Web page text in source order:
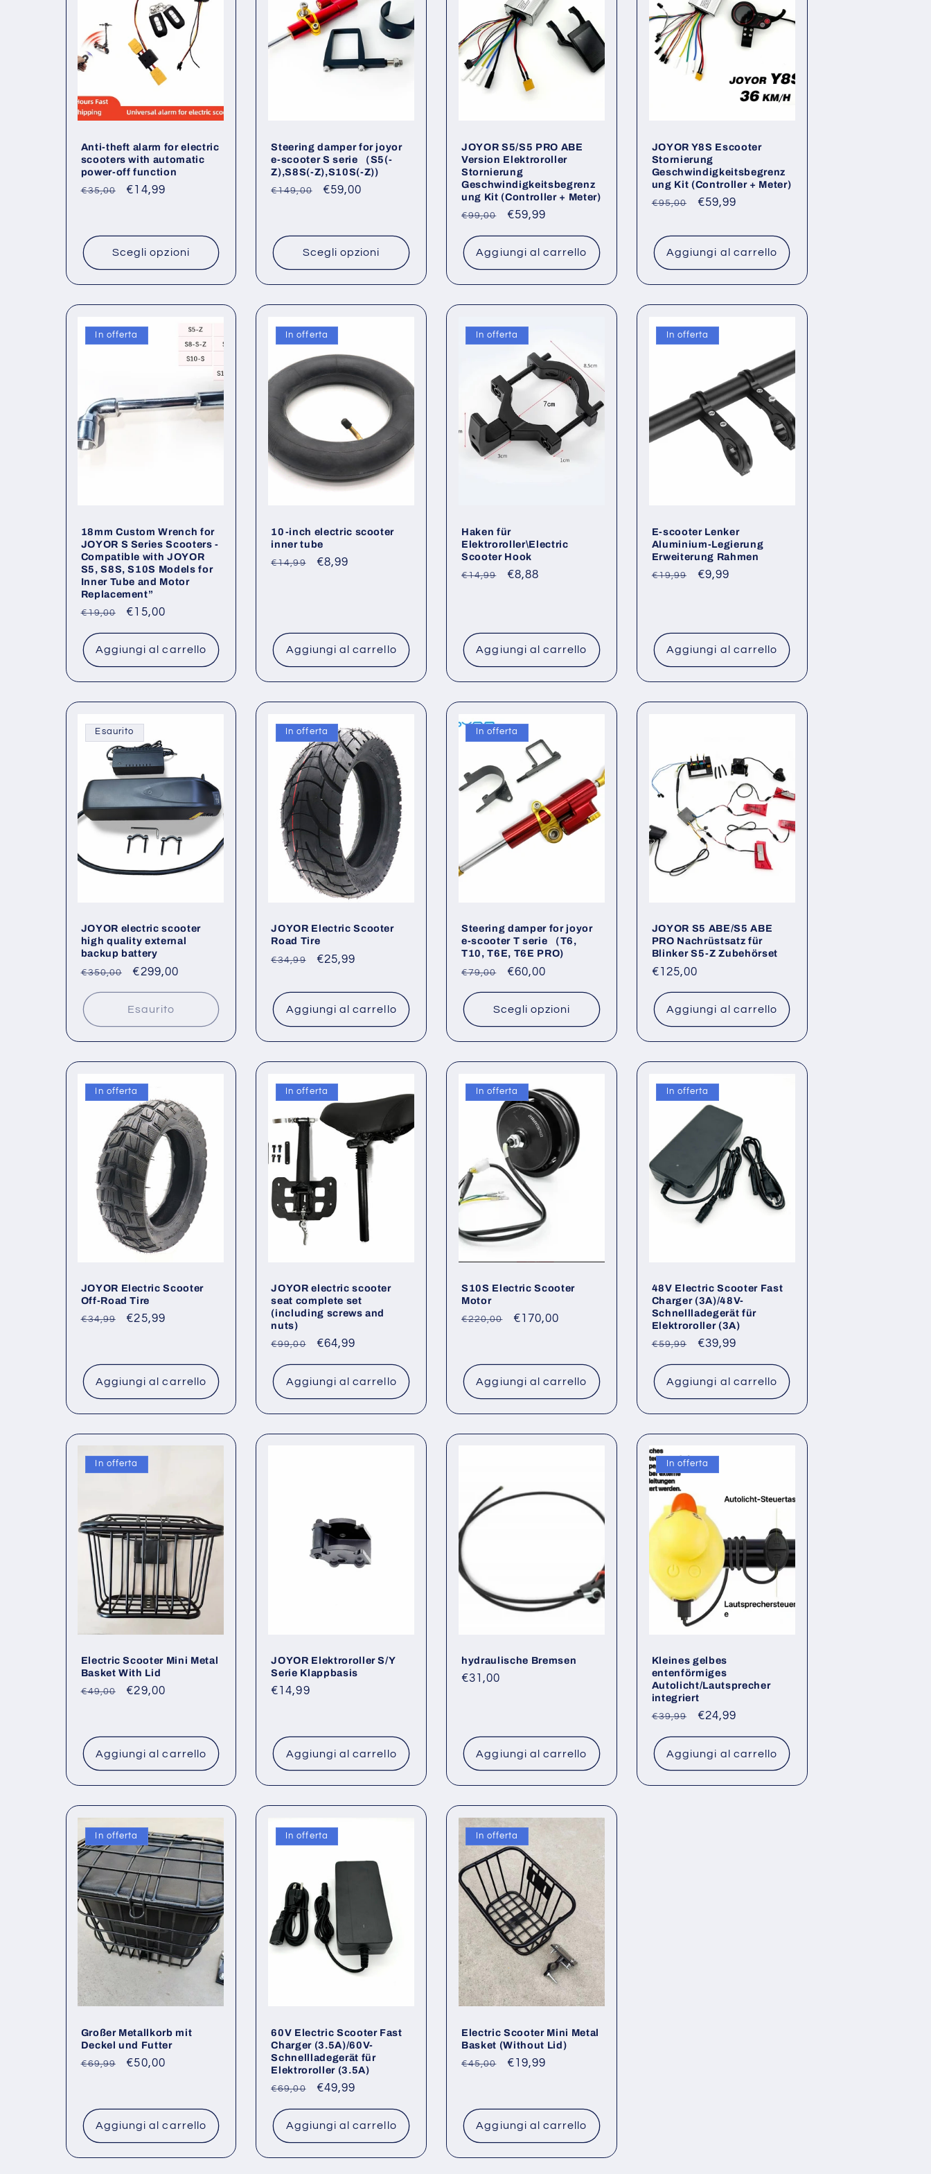
o
n
e
Anti-theft alarm for electric
scooters with automatic
power-off function
Prezzo
€35,00
Prezzo
€14,99
Scegli opzioni
Steering damper for joyor
e-scooter S serie （S5(-
Z),S8S(-Z),S10S(-Z))
Prezzo
€149,00
Prezzo
€59,00
Scegli opzioni
JOYOR S5/S5 PRO ABE
Version Elektroroller
Stornierung
Geschwindigkeitsbegrenz
ung Kit (Controller + Meter)
Prezzo
listino
€99,00
Prezzo
€59,99
Aggiungi al carrello
JOYOR Y8S Escooter
Stornierung
Geschwindigkeitsbegrenz
ung Kit (Controller + Meter)
Prezzo
listino
€95,00
Prezzo
€59,99
Aggiungi al carrello
In offerta
18mm Custom Wrench for
JOYOR S Series Scooters -
Compatible with JOYOR
S5, S8S, S10S Models for
Inner Tube and Motor
Replacement”
Prezzo
listino
€19,00
Prezzo
€15,00
Aggiungi al carrello
In offerta
10-inch electric scooter
inner tube
Prezzo
€14,99
Prezzo
€8,99
Aggiungi al carrello
In offerta
Haken für
Elektroroller\Electric
Scooter Hook
Prezzo
€14,99
Prezzo
€8,88
Aggiungi al carrello
In offerta
E-scooter Lenker
Aluminium-Legierung
Erweiterung Rahmen
Prezzo
€19,99
Prezzo
€9,99
Aggiungi al carrello
Esaurito
JOYOR electric scooter
high quality external
backup battery
Prezzo
listino
€350,00
Prezzo
scontato
€299,00
Esaurito
In offerta
JOYOR Electric Scooter
Road Tire
Prezzo
listino
€34,99
Prezzo
€25,99
Aggiungi al carrello
In offerta
Steering damper for joyor
e-scooter T serie （T6,
T10, T6E, T6E PRO)
Prezzo
listino
€79,00
Prezzo
scontato
€60,00
Scegli opzioni
JOYOR S5 ABE/S5 ABE
PRO Nachrüstsatz für
Blinker S5-Z Zubehörset
Prezzo
listino
€125,00
Aggiungi al carrello
In offerta
JOYOR Electric Scooter
Off-Road Tire
Prezzo
€34,99
Prezzo
€25,99
Aggiungi al carrello
In offerta
JOYOR electric scooter
seat complete set
(including screws and
nuts)
Prezzo
listino
€99,00
Prezzo
€64,99
Aggiungi al carrello
In offerta
S10S Electric Scooter
Motor
Prezzo
€220,00
Prezzo
€170,00
Aggiungi al carrello
In offerta
48V Electric Scooter Fast
Charger (3A)/48V-
Schnellladegerät für
Elektroroller (3A)
Prezzo
listino
€59,99
Prezzo
€39,99
Aggiungi al carrello
In offerta
Electric Scooter Mini Metal
Basket With Lid
Prezzo
€49,00
Prezzo
€29,00
Aggiungi al carrello
JOYOR Elektroroller S/Y
Serie Klappbasis
Prezzo
€14,99
Aggiungi al carrello
hydraulische Bremsen
Prezzo
€31,00
Aggiungi al carrello
In offerta
Kleines gelbes
entenförmiges
Autolicht/Lautsprecher
integriert
Prezzo
listino
€39,99
Prezzo
€24,99
Aggiungi al carrello
In offerta
Großer Metallkorb mit
Deckel und Futter
Prezzo
€69,99
Prezzo
€50,00
Aggiungi al carrello
In offerta
60V Electric Scooter Fast
Charger (3.5A)/60V-
Schnellladegerät für
Elektroroller (3.5A)
Prezzo
listino
€69,00
Prezzo
€49,99
Aggiungi al carrello
In offerta
Electric Scooter Mini Metal
Basket (Without Lid)
Prezzo
€45,00
Prezzo
€19,99
Aggiungi al carrello